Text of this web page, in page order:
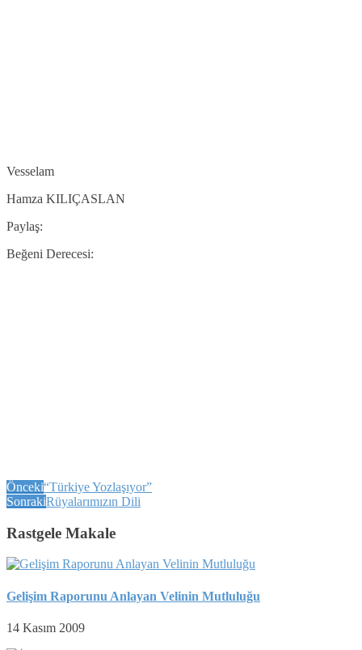
Vesselam
Hamza KILIÇASLAN
Paylaş:
Beğeni Derecesi:
Önceki“Türkiye Yozlaşıyor”
SonrakiRüyalarımızın Dili
Rastgele Makale
Gelişim Raporunu Anlayan Velinin Mutluluğu
14 Kasım 2009